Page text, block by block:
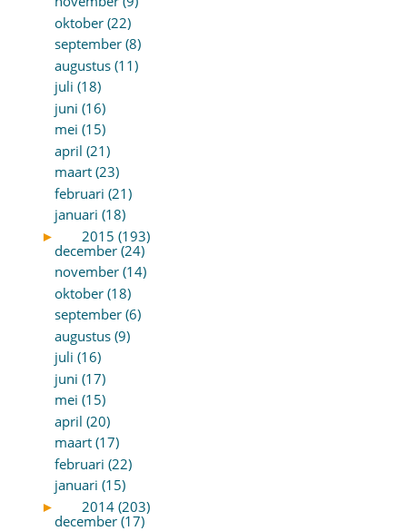
oktober (22)
september (8)
augustus (11)
juli (18)
juni (16)
mei (15)
april (21)
maart (23)
februari (21)
januari (18)
►
2015 (193)
december (24)
november (14)
oktober (18)
september (6)
augustus (9)
juli (16)
juni (17)
mei (15)
april (20)
maart (17)
februari (22)
januari (15)
►
2014 (203)
december (17)